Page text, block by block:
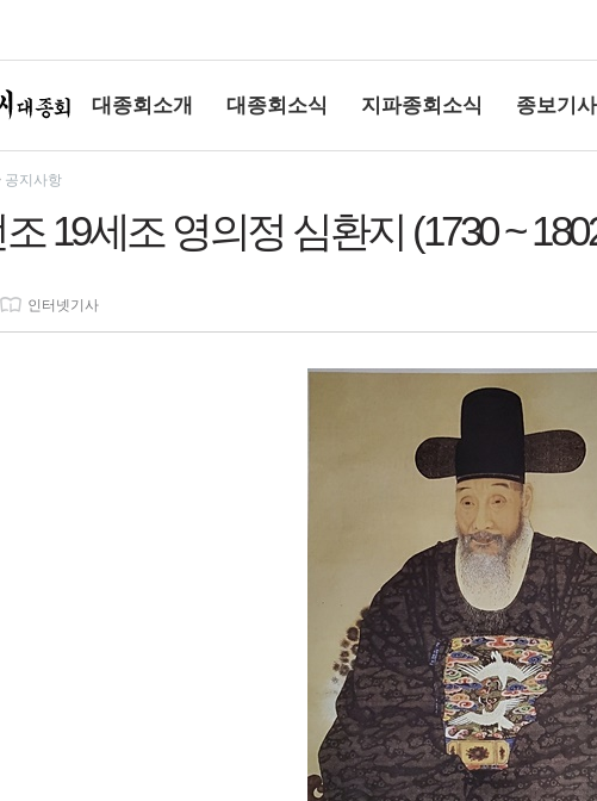
대종회소개 대종회소식 지파종회소식 종보기사
상단여백
공지사항
19세조 영의정 심환지 (1730 ~
인터넷기사